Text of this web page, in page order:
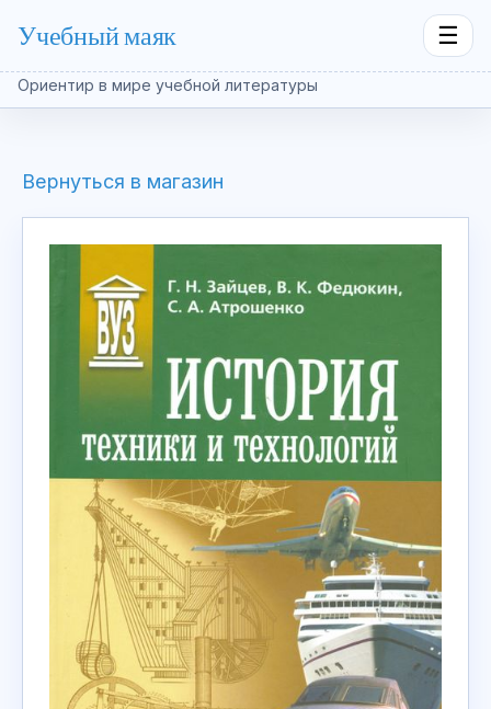
Учебный маяк ☰
Ориентир в мире учебной литературы
Вернуться в магазин